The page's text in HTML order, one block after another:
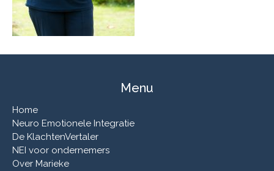
Menu
Home
Neuro Emotionele Integratie
De KlachtenVertaler
NEI voor ondernemers
Over Marieke